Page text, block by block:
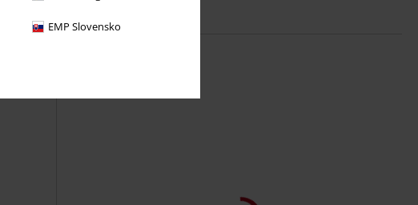
EMP Slovensko